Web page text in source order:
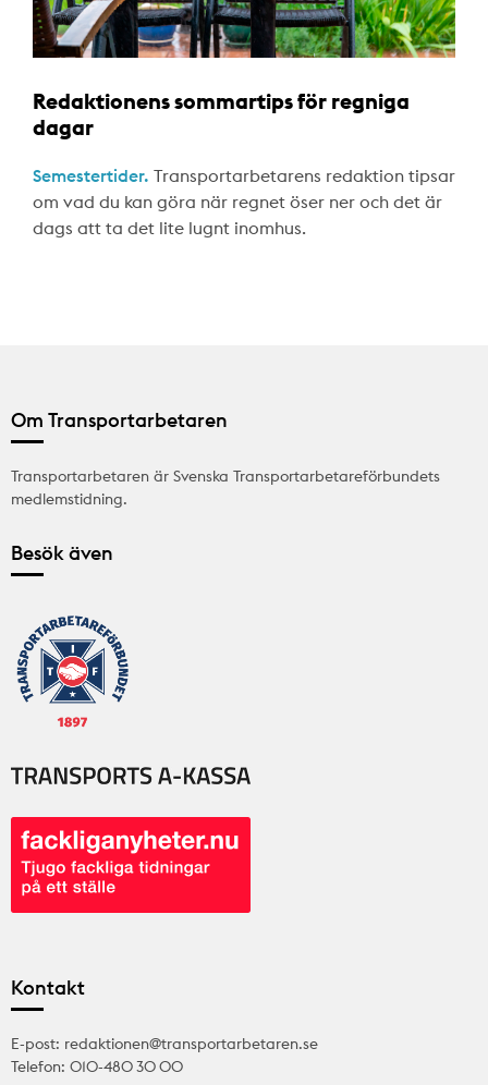
Redaktionens sommartips för regniga
dagar
Semestertider. Transportarbetarens redaktion tipsar
om vad du kan göra när regnet öser ner och det är
dags att ta det lite lugnt inomhus.
Om Transportarbetaren
Transportarbetaren är Svenska Transportarbetareförbundets
medlemstidning.
Besök även
Kontakt
E-post: redaktionen@transportarbetaren.se
Telefon: 010-480 30 00